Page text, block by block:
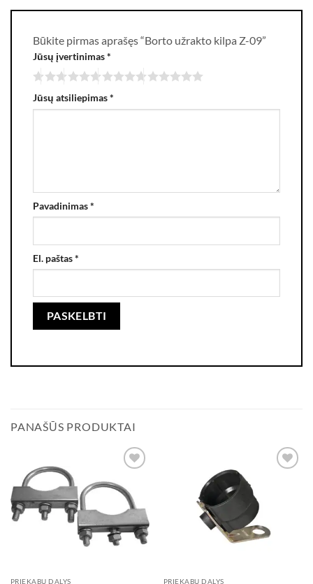
Būkite pirmas aprašęs “Borto užrakto kilpa Z-09”
Jūsų įvertinimas*
Jūsų atsiliepimas*
Pavadinimas*
El. paštas*
PANAŠŪS PRODUKTAI
wishlist
PRIEKABŲ DALYS PRIEKABŲ DALYS